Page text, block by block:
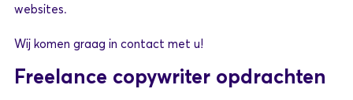
websites.
Wij komen graag in contact met u!
Freelance copywriter opdrachten